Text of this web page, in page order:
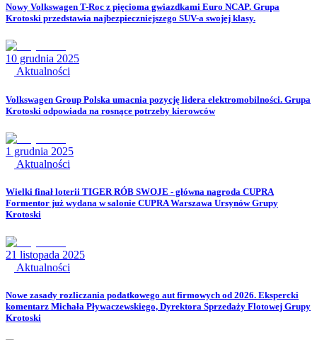
Nowy Volkswagen T-Roc z pięcioma gwiazdkami Euro NCAP. Grupa
Krotoski przedstawia najbezpieczniejszego SUV-a swojej klasy.
10 grudnia 2025
Aktualności
Volkswagen Group Polska umacnia pozycję lidera elektromobilności. Grupa
Krotoski odpowiada na rosnące potrzeby kierowców
1 grudnia 2025
Aktualności
Wielki finał loterii TIGER RÓB SWOJE - główna nagroda CUPRA
Formentor już wydana w salonie CUPRA Warszawa Ursynów Grupy
Krotoski
21 listopada 2025
Aktualności
Nowe zasady rozliczania podatkowego aut firmowych od 2026. Ekspercki
komentarz Michała Pływaczewskiego, Dyrektora Sprzedaży Flotowej Grupy
Krotoski